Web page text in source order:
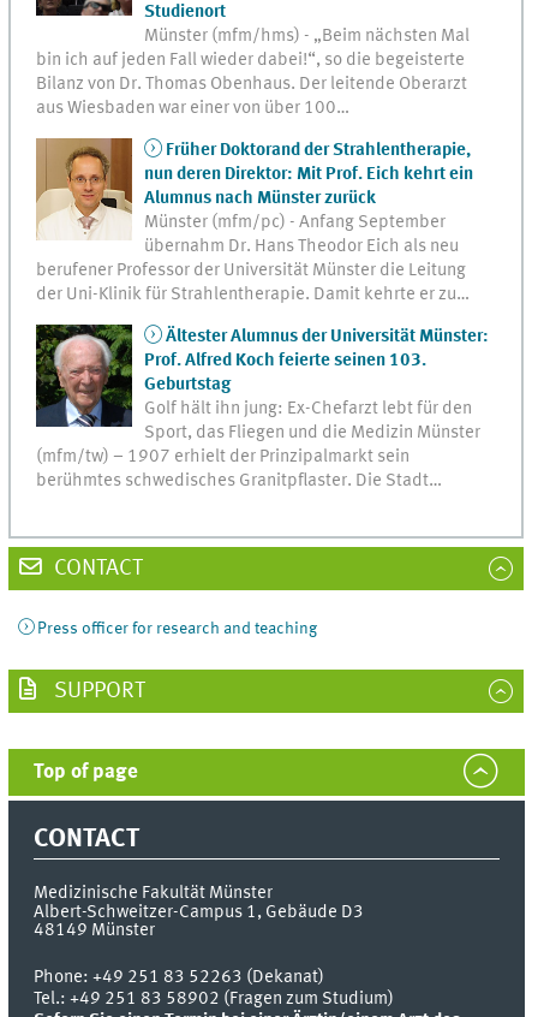
Studienort
Münster (mfm/hms) - „Beim nächsten Mal
bin ich auf jeden Fall wieder dabei!“, so die begeisterte
Bilanz von Dr. Thomas Obenhaus. Der leitende Oberarzt
aus Wiesbaden war einer von über 100…
Früher Doktorand der Strahlentherapie,
nun deren Direktor: Mit Prof. Eich kehrt ein
Alumnus nach Münster zurück
Münster (mfm/pc) - Anfang September
übernahm Dr. Hans Theodor Eich als neu
berufener Professor der Universität Münster die Leitung
der Uni-Klinik für Strahlentherapie. Damit kehrte er zu…
Ältester Alumnus der Universität Münster:
Prof. Alfred Koch feierte seinen 103.
Geburtstag
Golf hält ihn jung: Ex-Chefarzt lebt für den
Sport, das Fliegen und die Medizin Münster
(mfm/tw) – 1907 erhielt der Prinzipalmarkt sein
berühmtes schwedisches Granitpflaster. Die Stadt…
CONTACT
Press officer for research and teaching
SUPPORT
Top of page
CONTACT
Medizinische Fakultät Münster
Albert-Schweitzer-Campus 1, Gebäude D3
48149 Münster
Phone:+49 251 83 52263 (Dekanat)
Tel.: +49 251 83 58902 (Fragen zum Studium)